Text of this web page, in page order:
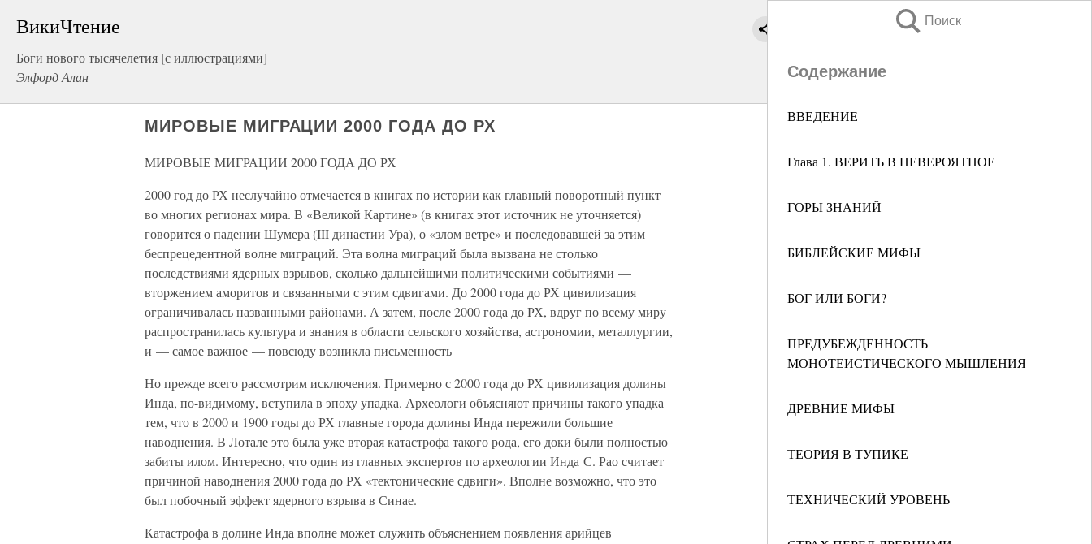
ВикиЧтение
Боги нового тысячелетия [с иллюстрациями]
Элфорд Алан
Поиск
Содержание
ВВЕДЕНИЕ
Глава 1. ВЕРИТЬ В НЕВЕРОЯТНОЕ
ГОРЫ ЗНАНИЙ
БИБЛЕЙСКИЕ МИФЫ
БОГ ИЛИ БОГИ?
ПРЕДУБЕЖДЕННОСТЬ
МОНОТЕИСТИЧЕСКОГО МЫШЛЕНИЯ
ДРЕВНИЕ МИФЫ
ТЕОРИЯ В ТУПИКЕ
ТЕХНИЧЕСКИЙ УРОВЕНЬ
МИРОВЫЕ МИГРАЦИИ 2000 ГОДА ДО РХ
МИРОВЫЕ МИГРАЦИИ 2000 ГОДА ДО РХ
2000 год до РХ неслучайно отмечается в книгах по истории как главный поворотный пункт
во многих регионах мира. В «Великой Картине» (в книгах этот источник не уточняется)
говорится о падении Шумера (III династии Ура), о «злом ветре» и последовавшей за этим
беспрецедентной волне миграций. Эта волна миграций была вызвана не столько
последствиями ядерных взрывов, сколько дальнейшими политическими событиями —
вторжением аморитов и связанными с этим сдвигами. До 2000 года до РХ цивилизация
ограничивалась названными районами. А затем, после 2000 года до РХ, вдруг по всему миру
распространилась культура и знания в области сельского хозяйства, астрономии, металлургии,
и — самое важное — повсюду возникла письменность
Но прежде всего рассмотрим исключения. Примерно с 2000 года до РХ цивилизация долины
Инда, по-видимому, вступила в эпоху упадка. Археологи объясняют причины такого упадка
тем, что в 2000 и 1900 годы до РХ главные города долины Инда пережили большие
наводнения. В Лотале это была уже вторая катастрофа такого рода, его доки были полностью
забиты илом. Интересно, что один из главных экспертов по археологии Инда С. Рао считает
причиной наводнения 2000 года до РХ «тектонические сдвиги». Вполне возможно, что это
был побочный эффект ядерного взрыва в Синае.
Катастрофа в долине Инда вполне может служить объяснением появления арийцев